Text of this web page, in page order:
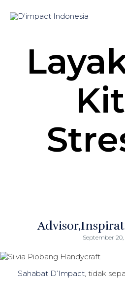
Advisor
September 20,
Sahabat D’Impact, tidak